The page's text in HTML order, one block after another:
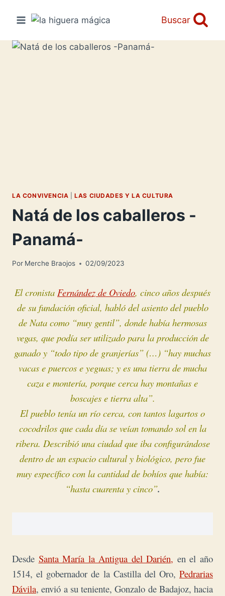
Buscar
LA CONVIVENCIA |LAS CIUDADES Y LA CULTURA
Natá de los caballeros -
Panamá-
Por Merche Braojos 02/09/2023
El cronista Fernández de Oviedo, cinco años después
de su fundación oficial, habló del asiento del pueblo
de Nata como “muy gentil”, donde había hermosas
vegas, que podía ser utilizado para la producción de
ganado y “todo tipo de granjerías” (…) “hay muchas
vacas e puercos e yeguas; y es una tierra de mucha
caza e montería, porque cerca hay montañas e
boscajes e tierra alta”.
El pueblo tenía un río cerca, con tantos lagartos o
cocodrilos que cada día se veían tomando sol en la
ribera. Describió una ciudad que iba configurándose
dentro de un espacio cultural y biológico, pero fue
muy específico con la cantidad de bohíos que había:
“hasta cuarenta y cinco”.
Desde Santa María la Antigua del Darién, en el año
1514, el gobernador de la Castilla del Oro, Pedrarias
Dávila, envió a su teniente,Gonzalo de Badajoz, hacia